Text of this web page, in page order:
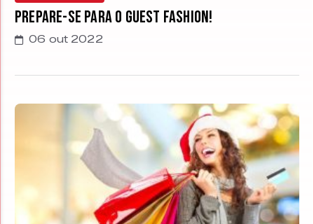
Prepare-se para o Guest Fashion!
06 out 2022